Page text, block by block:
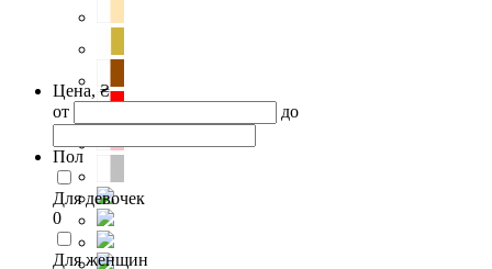
Цена, ₴
от
до
Пол
Для девочек
0
Для женщин